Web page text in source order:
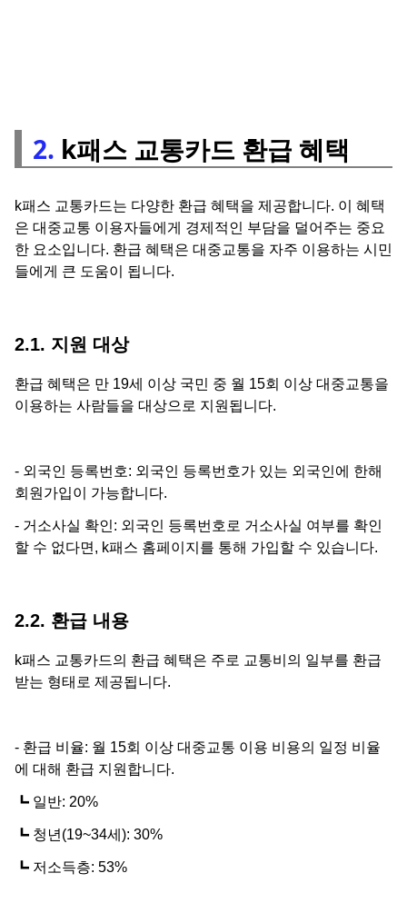
2. k패스 교통카드 환급 혜택
k패스 교통카드는 다양한 환급 혜택을 제공합니다. 이 혜택
은 대중교통 이용자들에게 경제적인 부담을 덜어주는 중요
한 요소입니다. 환급 혜택은 대중교통을 자주 이용하는 시민
들에게 큰 도움이 됩니다.
2.1. 지원 대상
환급 혜택은 만 19세 이상 국민 중 월 15회 이상 대중교통을
이용하는 사람들을 대상으로 지원됩니다.
- 외국인 등록번호: 외국인 등록번호가 있는 외국인에 한해
회원가입이 가능합니다.
- 거소사실 확인: 외국인 등록번호로 거소사실 여부를 확인
할 수 없다면, k패스 홈페이지를 통해 가입할 수 있습니다.
2.2. 환급 내용
k패스 교통카드의 환급 혜택은 주로 교통비의 일부를 환급
받는 형태로 제공됩니다.
- 환급 비율: 월 15회 이상 대중교통 이용 비용의 일정 비율
에 대해 환급 지원합니다.
┗ 일반: 20%
┗ 청년(19~34세): 30%
┗ 저소득층: 53%